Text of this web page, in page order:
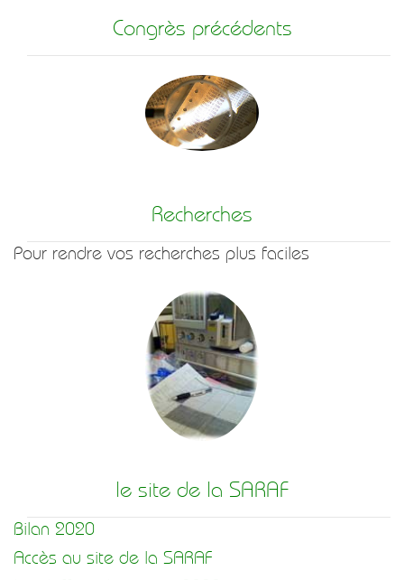
Congrès précédents
Recherches
Pour rendre vos recherches plus faciles
le site de la SARAF
Bilan 2020
Accès au site de la SARAF